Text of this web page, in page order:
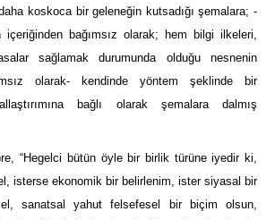
koskoca bir geleneğin kutsadığı şemalara; -
içeriğinden bağımsız olarak; hem bilgi ilkeleri,
sağlamak durumunda olduğu nesnenin
olarak- kendinde yöntem şeklinde bir
bağlı olarak şemalara dalmış
“Hegelci bütün öyle bir birlik türüne iyedir ki,
isterse ekonomik bir belirlenim, ister siyasal bir
sanatsal yahut felsefesel bir biçim olsun,